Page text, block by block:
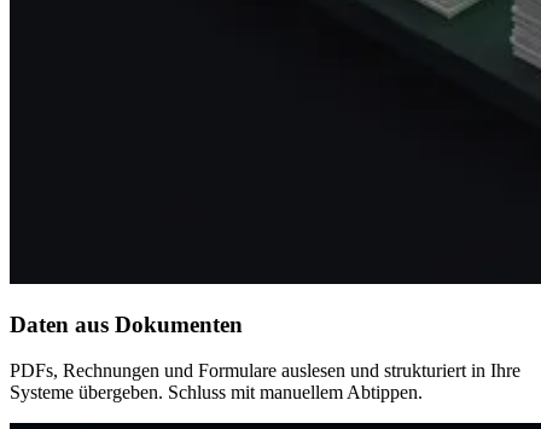
Daten aus Dokumenten
PDFs, Rechnungen und Formulare auslesen und strukturiert in Ihre
Systeme übergeben. Schluss mit manuellem Abtippen.